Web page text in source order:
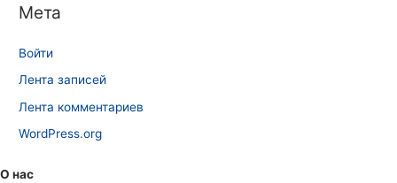
Мета
Войти
Лента записей
Лента комментариев
WordPress.org
О нас